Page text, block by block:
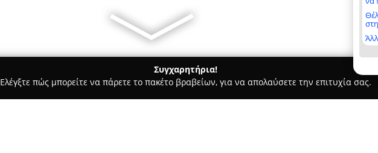
Συγχαρητήρια!
Ελέγξτε πώς μπορείτε να πάρετε το πακέτο βραβείων, για να απολαύσετε την επιτυχία σας.